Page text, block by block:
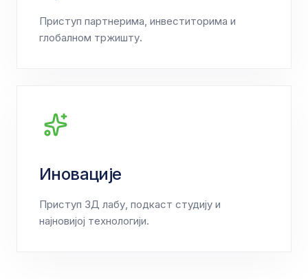
Приступ партнерима, инвеститорима и
глобалном тржишту.
Иновације
Приступ 3Д лабу, подкаст студију и
најновијој технологији.